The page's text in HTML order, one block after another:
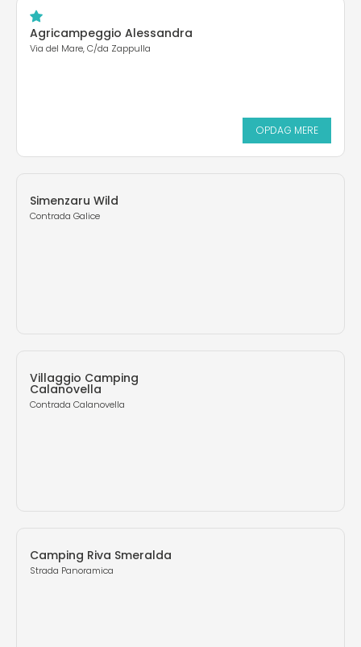
Agricampeggio Alessandra
Via del Mare, C/da Zappulla
OPDAG MERE
Simenzaru Wild
Contrada Galice
Villaggio Camping
Calanovella
Contrada Calanovella
Camping Riva Smeralda
Strada Panoramica